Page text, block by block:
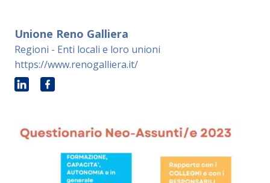
Unione Reno Galliera
Regioni - Enti locali e loro unioni
https://www.renogalliera.it/